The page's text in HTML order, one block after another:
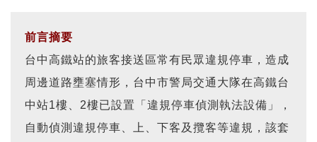
前言摘要
台中高鐵站的旅客接送區常有民眾違規停車，造成
周邊道路壅塞情形，台中市警局交通大隊在高鐵台
中站1樓、2樓已設置「違規停車偵測執法設備」，
自動偵測違規停車、上、下客及攬客等違規，該套